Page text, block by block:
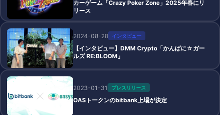
カーゲーム「Crazy Poker Zone」2025年春にリ
リース
2024-08-28 インタビュー
【インタビュー】DMM Crypto「かんぱに☆ガー
ルズ RE:BLOOM」
2023-01-31 プレスリリース
OASトークンのbitbank上場が決定